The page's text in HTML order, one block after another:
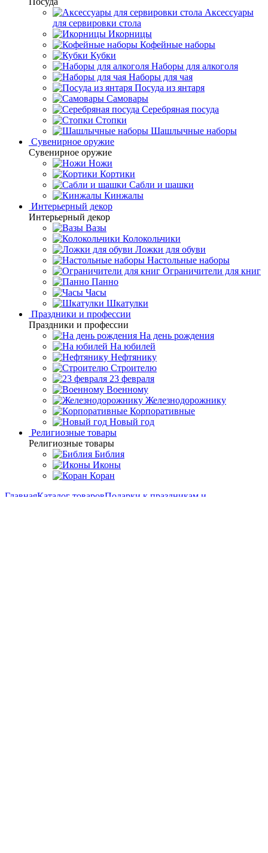
Аксессуары
для сервировки стола
Икорницы
Кофейные наборы
Кубки
Наборы для алкоголя
Наборы для чая
Посуда из янтаря
Самовары
Серебряная посуда
Стопки
Шашлычные наборы
Сувенирное оружие
Сувенирное оружие
Ножи
Кортики
Сабли и шашки
Кинжалы
Интерьерный декор
Интерьерный декор
Вазы
Колокольчики
Ложки для обуви
Настольные наборы
Ограничители для книг
Панно
Часы
Шкатулки
Праздники и профессии
Праздники и профессии
На день рождения
На юбилей
Нефтянику
Строителю
23 февраля
Военному
Железнодорожнику
Корпоративные
Новый год
Религиозные товары
Религиозные товары
Библия
Иконы
Коран
ГлавнаяКаталог товаровПодарки к праздникам и